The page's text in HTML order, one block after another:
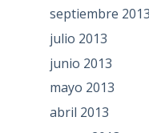
septiembre 2013
julio 2013
junio 2013
mayo 2013
abril 2013